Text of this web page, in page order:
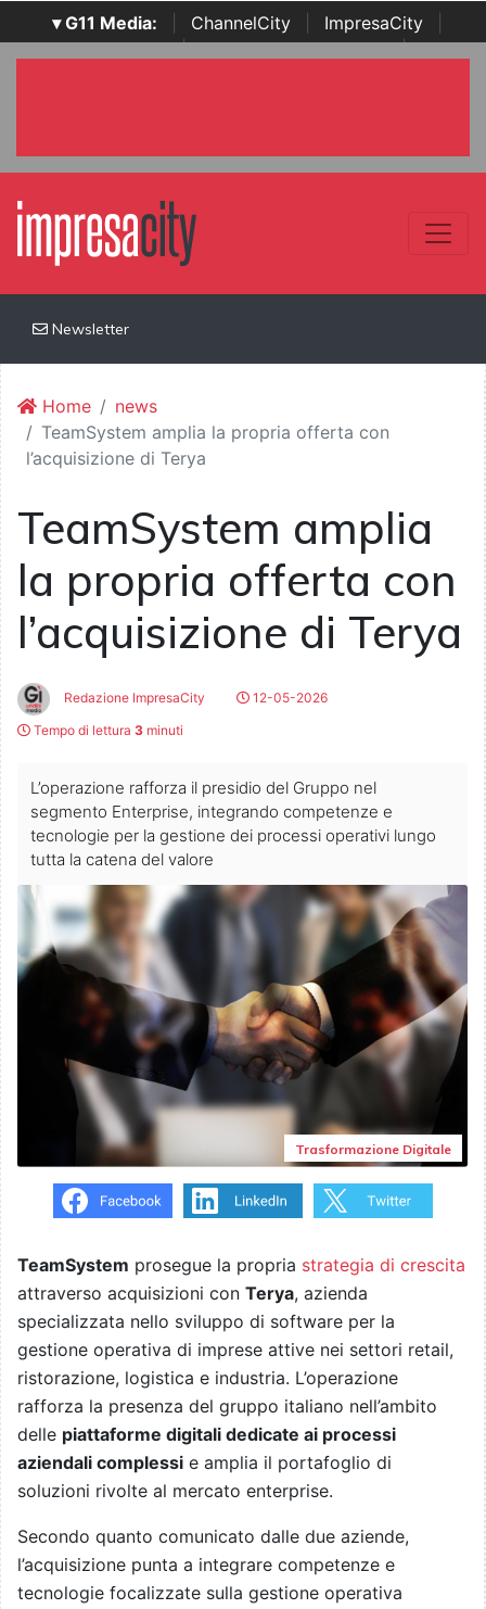
▾ G11 Media: ChannelCity ImpresaCity
SecurityOpenLab | Italian Channel Awards | Italian
Newsletter
Home
news
TeamSystem amplia la propria offerta con
l’acquisizione di Terya
TeamSystem amplia
la propria offerta con
l’acquisizione di Terya
Redazione ImpresaCity
12-05-2026
Tempo di lettura 3 minuti
L’operazione rafforza il presidio del Gruppo nel
segmento Enterprise, integrando competenze e
tecnologie per la gestione dei processi operativi lungo
tutta la catena del valore
Trasformazione Digitale
TeamSystem prosegue la propria strategia di crescita
attraverso acquisizioni con Terya, azienda
specializzata nello sviluppo di software per la
gestione operativa di imprese attive nei settori retail,
ristorazione, logistica e industria. L’operazione
rafforza la presenza del gruppo italiano nell’ambito
delle piattaforme digitali dedicate ai processi
aziendali complessi e amplia il portafoglio di
soluzioni rivolte al mercato enterprise.
Secondo quanto comunicato dalle due aziende,
l’acquisizione punta a integrare competenze e
tecnologie focalizzate sulla gestione operativa